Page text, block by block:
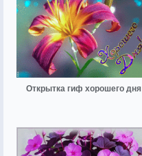
Открытка гиф хорошего дня